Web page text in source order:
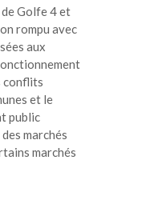
Golfe 4 et
rompu avec
aux
conflits
et le
public
marchés
marchés